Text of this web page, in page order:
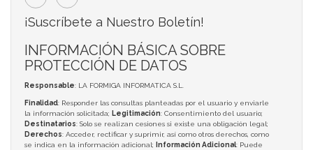
¡Suscríbete a Nuestro Boletín!
INFORMACIÓN BÁSICA SOBRE
PROTECCIÓN DE DATOS
Responsable: LA FORMIGA INFORMATICA S.L.
Finalidad: Responder las consultas planteadas por el usuario y enviarle
la información solicitada; Legitimación: Consentimiento del usuario;
Destinatarios: Solo se realizan cesiones si existe una obligación legal;
Derechos: Acceder, rectificar y suprimir, así como otros derechos, como
se indica en la información adicional;
Información Adicional: Puede